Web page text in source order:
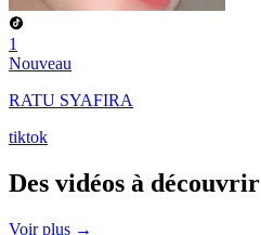
1
Nouveau
RATU SYAFIRA
tiktok
Des vidéos à découvrir
Voir plus →